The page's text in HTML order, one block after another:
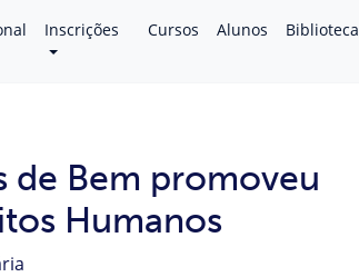
Inscrições Cursos Alunos Biblioteca
de Bem promoveu
Humanos